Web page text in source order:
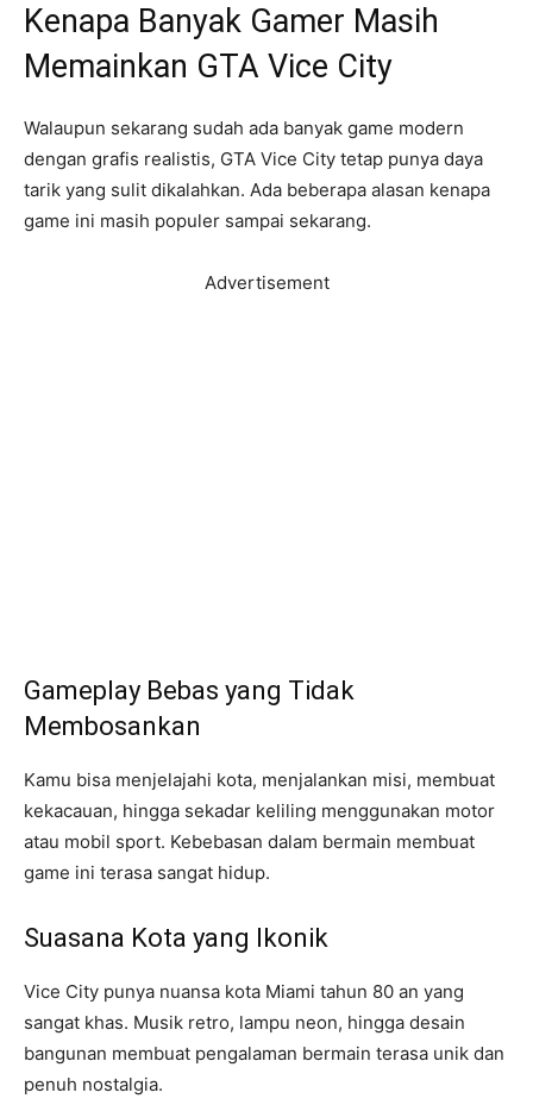
Kenapa Banyak Gamer Masih
Memainkan GTA Vice City
Walaupun sekarang sudah ada banyak game modern
dengan grafis realistis, GTA Vice City tetap punya daya
tarik yang sulit dikalahkan. Ada beberapa alasan kenapa
game ini masih populer sampai sekarang.
Advertisement
Gameplay Bebas yang Tidak
Membosankan
Kamu bisa menjelajahi kota, menjalankan misi, membuat
kekacauan, hingga sekadar keliling menggunakan motor
atau mobil sport. Kebebasan dalam bermain membuat
game ini terasa sangat hidup.
Suasana Kota yang Ikonik
Vice City punya nuansa kota Miami tahun 80 an yang
sangat khas. Musik retro, lampu neon, hingga desain
bangunan membuat pengalaman bermain terasa unik dan
penuh nostalgia.